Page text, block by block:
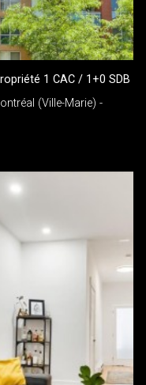
1 CAC / 1+0 SDB
(Ville-Marie) -